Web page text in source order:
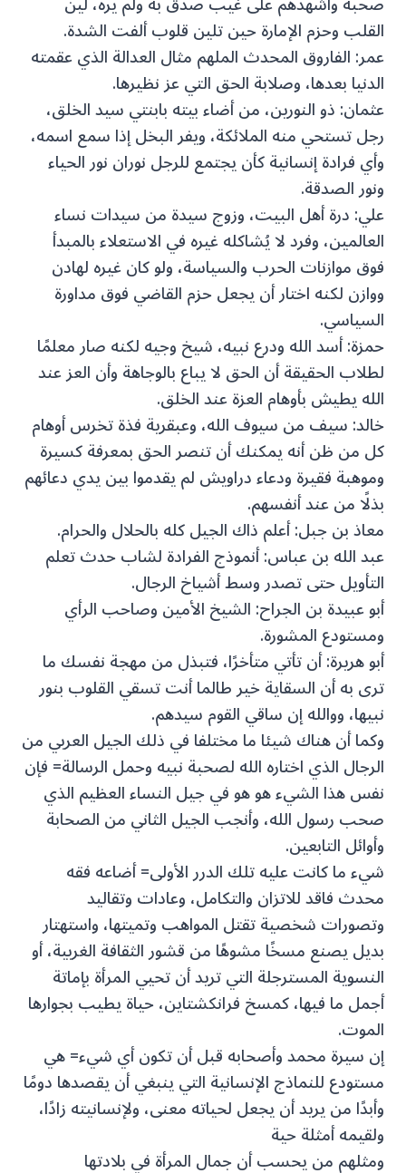
القلب وحزم الإمارة حين تلين قلوب ألفت الشدة.
عمر: الفاروق المحدث الملهم مثال العدالة الذي عقمته
الدنيا بعدها، وصلابة الحق التي عز نظيرها.
عثمان: ذو النورين، من أضاء بيته بابنتي سيد الخلق،
رجل تستحي منه الملائكة، ويفر البخل إذا سمع اسمه،
وأي فرادة إنسانية كأن يجتمع للرجل نوران نور الحياء
ونور الصدقة.
علي: درة أهل البيت، وزوج سيدة من سيدات نساء
العالمين، وفرد لا يُشاكله غيره في الاستعلاء بالمبدأ
فوق موازنات الحرب والسياسة، ولو كان غيره لهادن
ووازن لكنه اختار أن يجعل حزم القاضي فوق مداورة
السياسي.
حمزة: أسد الله ودرع نبيه، شيخ وجيه لكنه صار معلمًا
لطلاب الحقيقة أن الحق لا يباع بالوجاهة وأن العز عند
الله يطيش بأوهام العزة عند الخلق.
خالد: سيف من سيوف الله، وعبقرية فذة تخرس أوهام
كل من ظن أنه يمكنك أن تنصر الحق بمعرفة كسيرة
وموهبة فقيرة ودعاء دراويش لم يقدموا بين يدي دعائهم
بذلًا من عند أنفسهم.
معاذ بن جبل: أعلم ذاك الجيل كله بالحلال والحرام.
عبد الله بن عباس: أنموذج الفرادة لشاب حدث تعلم
التأويل حتى تصدر وسط أشياخ الرجال.
أبو عبيدة بن الجراح: الشيخ الأمين وصاحب الرأي
ومستودع المشورة.
أبو هريرة: أن تأتي متأخرًا، فتبذل من مهجة نفسك ما
ترى به أن السقاية خير طالما أنت تسقي القلوب بنور
نبيها، ووالله إن ساقي القوم سيدهم.
وكما أن هناك شيئا ما مختلفا في ذلك الجيل العربي من
الرجال الذي اختاره الله لصحبة نبيه وحمل الرسالة= فإن
نفس هذا الشيء هو هو في جيل النساء العظيم الذي
صحب رسول الله، وأنجب الجيل الثاني من الصحابة
وأوائل التابعين.
شيء ما كانت عليه تلك الدرر الأولى= أضاعه فقه
محدث فاقد للاتزان والتكامل، وعادات وتقاليد
وتصورات شخصية تقتل المواهب وتميتها، واستهتار
بديل يصنع مسخًا مشوهًا من قشور الثقافة الغربية، أو
النسوية المسترجلة التي تريد أن تحيي المرأة بإماتة
أجمل ما فيها، كمسخ فرانكشتاين، حياة يطيب بجوارها
الموت.
إن سيرة محمد وأصحابه قبل أن تكون أي شيء= هي
مستودع للنماذج الإنسانية التي ينبغي أن يقصدها دومًا
وأبدًا من يريد أن يجعل لحياته معنى، ولإنسانيته زادًا،
ولقيمه أمثلة حية
ومثلهم من يحسب أن جمال المرأة في بلادتها